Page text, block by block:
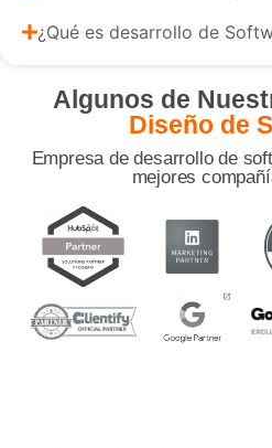
¿Qué es desarrollo de
Algunos de
Diseño de
Empresa de desarrollo de
mejores